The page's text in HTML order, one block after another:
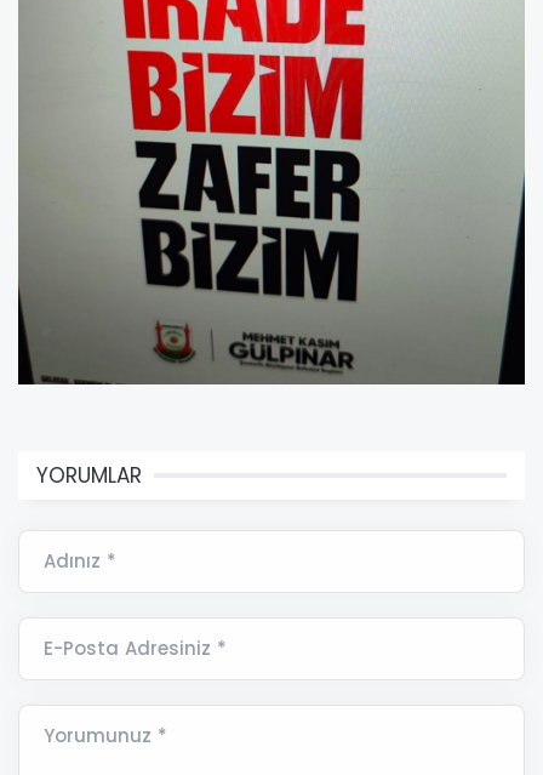
YORUMLAR
Adınız *
E-Posta Adresiniz *
Yorumunuz *